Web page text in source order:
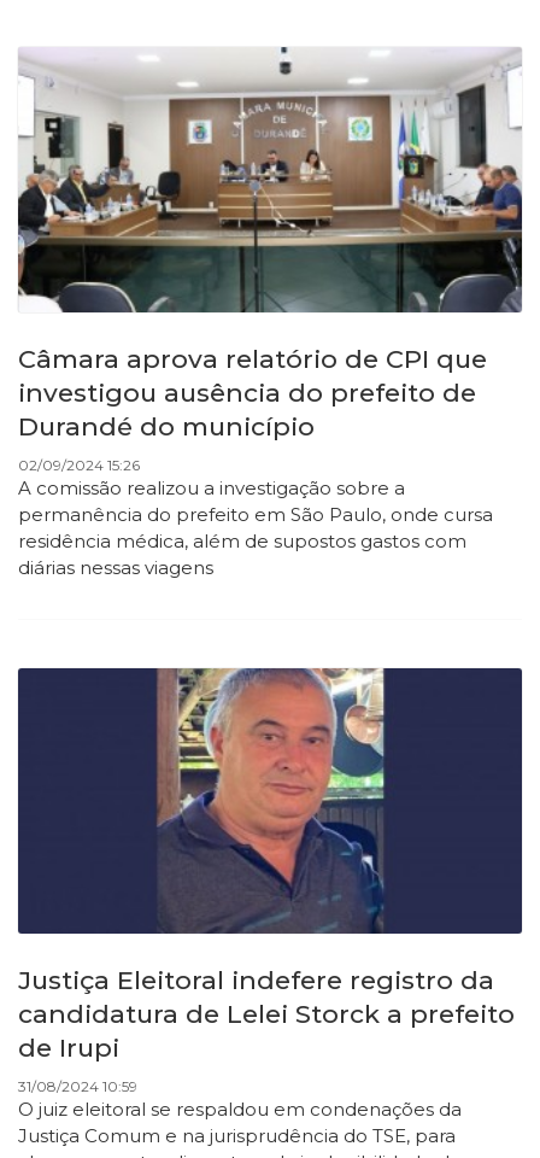
Câmara aprova relatório de CPI que
investigou ausência do prefeito de
Durandé do município
02/09/2024 15:26
A comissão realizou a investigação sobre a
permanência do prefeito em São Paulo, onde cursa
residência médica, além de supostos gastos com
diárias nessas viagens
Justiça Eleitoral indefere registro da
candidatura de Lelei Storck a prefeito
de Irupi
31/08/2024 10:59
O juiz eleitoral se respaldou em condenações da
Justiça Comum e na jurisprudência do TSE, para